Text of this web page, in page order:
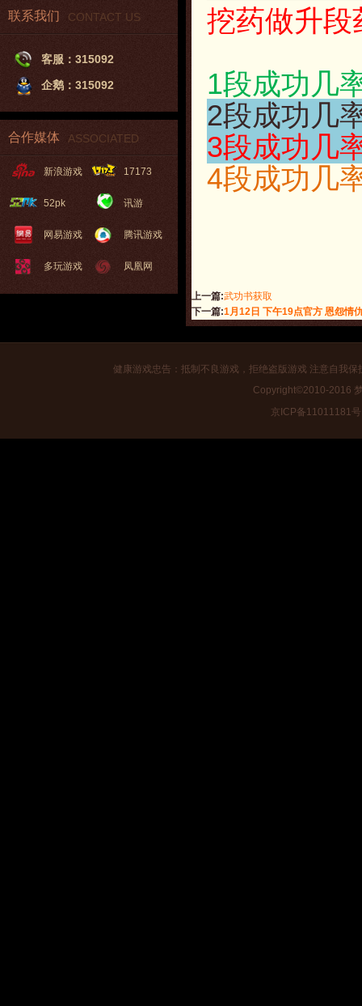
联系我们 CONTACT US
客服：315092
企鹅：315092
合作媒体 ASSOCIATED
新浪游戏 17173
52pk 讯游
网易游戏 腾讯游戏
多玩游戏 凤凰网
挖药做升段
1段成功几
2段成功几
3段成功几
4段成功几
上一篇:武功书获取
下一篇:1月12日 下午19点官方 恩怨情
健康游戏忠告：抵制不良游戏，拒绝盗版游戏 注意自我
Copyright©2010-2016
京ICP备11011181号